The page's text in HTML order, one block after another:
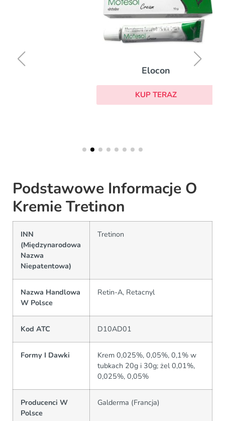
Podstawowe Informacje O
Kremie Tretinon
INN
(Międzynarodowa
Nazwa
Niepatentowa)
Tretinon
Nazwa Handlowa
W Polsce
Retin-A, Retacnyl
Kod ATC D10AD01
Formy I Dawki
Krem 0,025%, 0,05%, 0,1% w
tubkach 20g i 30g; żel 0,01%,
0,025%, 0,05%
Producenci W
Polsce
Galderma (Francja)